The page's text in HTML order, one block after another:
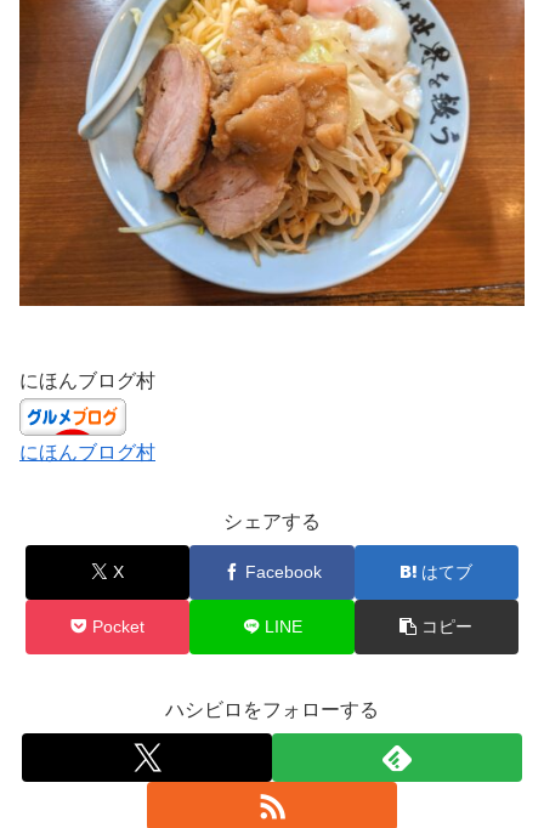
にほんブログ村
にほんブログ村
シェアする
X Facebook はてブ
Pocket LINE コピー
ハシビロをフォローする